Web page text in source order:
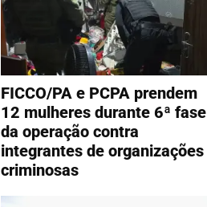
FICCO/PA e PCPA prendem
12 mulheres durante 6ª fase
da operação contra
integrantes de organizações
criminosas